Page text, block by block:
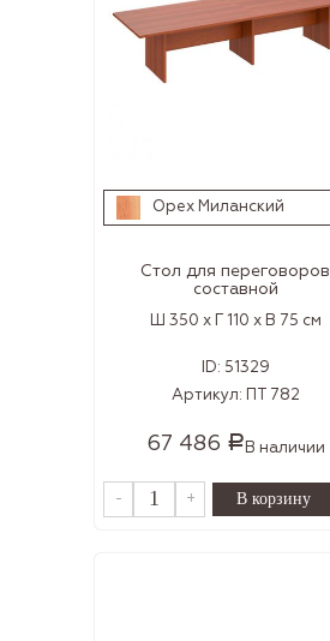
Орех Миланский
Стол для переговоров
составной
Ш 350 x Г 110 x В 75 см
ID: 51329
Артикул: ПТ 782
67 486 Р В наличии
- +